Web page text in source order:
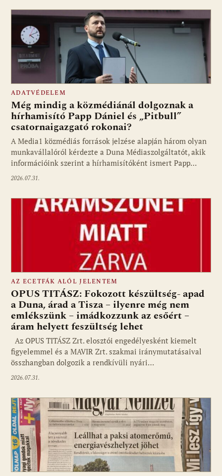
ADATVÉDELEM
Még mindig a közmédiánál dolgoznak a
hírhamisító Papp Dániel és „Pitbull”
csatornaigazgató rokonai?
A Media1 közmédiás források jelzése alapján három olyan
munkavállalóról kérdezte a Duna Médiaszolgáltatót, akik
információink szerint a hírhamisítóként ismert Papp…
2026.07.31.
AZ ECETFÁK ALÓL JELENTEM
OPUS TITÁSZ: Fokozott készültség- apad
a Duna, árad a Tisza – ilyenre még nem
emlékszünk – imádkozzunk az esőért –
áram helyett feszültség lehet
Az OPUS TITÁSZ Zrt. elosztói engedélyesként kiemelt
figyelemmel és a MAVIR Zrt. szakmai iránymutatásaival
összhangban dolgozik a rendkívüli nyári…
2026.07.31.